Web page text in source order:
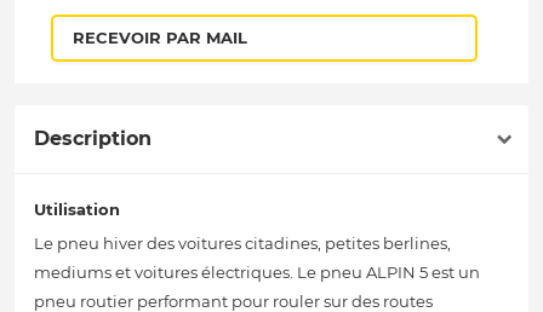
RECEVOIR PAR MAIL
Description
Utilisation
Le pneu hiver des voitures citadines, petites berlines,
mediums et voitures électriques. Le pneu ALPIN 5 est un
pneu routier performant pour rouler sur des routes